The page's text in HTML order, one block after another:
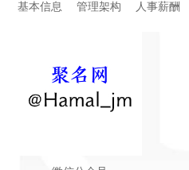
基本信息 管理架构 人事薪酬